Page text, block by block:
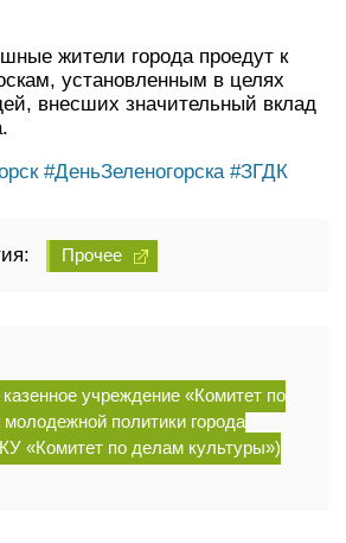
жители города проедут к
установленным в целях
внесших значительный вклад
#ДеньЗеленогорска #ЗГДК
Прочее
учреждение «Комитет по
политики города
«Комитет по делам культуры»)